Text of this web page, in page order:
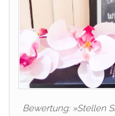
Bewertung: »Stellen